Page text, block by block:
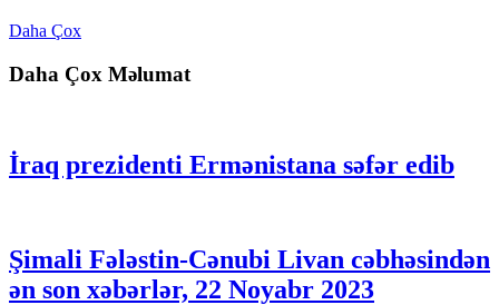
Daha Çox
Daha Çox Məlumat
İraq prezidenti Ermənistana səfər edib
Şimali Fələstin-Cənubi Livan cəbhəsindən
ən son xəbərlər, 22 Noyabr 2023